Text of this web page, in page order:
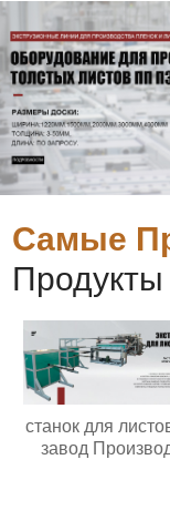
Самые
Продукты
станок для
завод